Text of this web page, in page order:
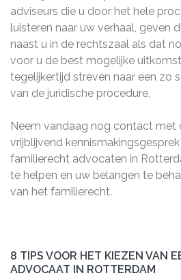
adviseurs die u door het hele
luisteren naar uw verhaal, geven
naast u in de rechtszaal als dat
voor u de best mogelijke
tegelijkertijd streven naar een zo
van de juridische procedure.
Neem vandaag nog contact met
vrijblijvend
familierecht advocaten in
te helpen en uw belangen te
van het familierecht.
8 TIPS VOOR HET KIEZEN VAN
ADVOCAAT IN ROTTERDAM